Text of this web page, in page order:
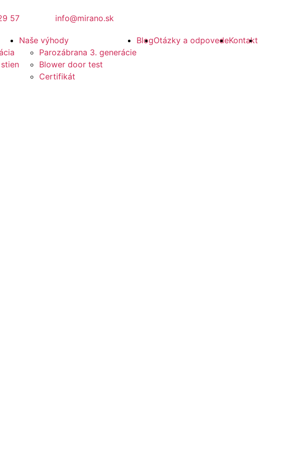
57 info@mirano.sk
Naše výhody
Parozábrana 3. generácie
Blower door test
Certifikát
BlogOtázky a odpovedeKontakt